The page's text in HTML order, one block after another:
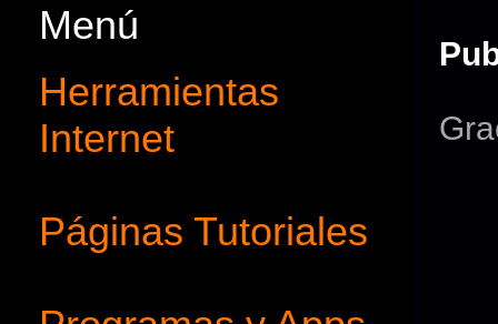
Menú
Herramientas
Internet
Páginas Tutoriales